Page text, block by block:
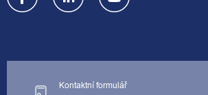
Kontaktní formulář